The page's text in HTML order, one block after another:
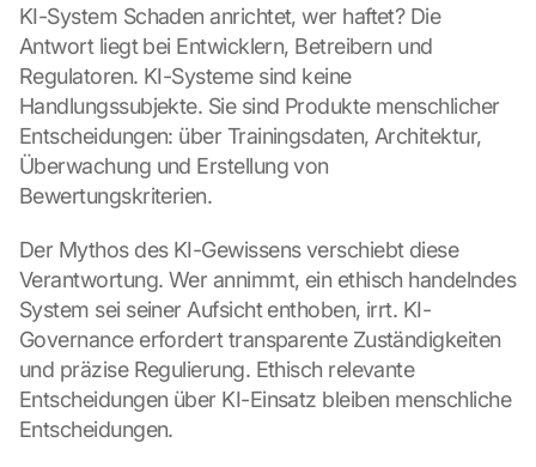
KI-System Schaden anrichtet, wer haftet? Die
Antwort liegt bei Entwicklern, Betreibern und
Regulatoren. KI-Systeme sind keine
Handlungssubjekte. Sie sind Produkte menschlicher
Entscheidungen: über Trainingsdaten, Architektur,
Überwachung und Erstellung von
Bewertungskriterien.
Der Mythos des KI-Gewissens verschiebt diese
Verantwortung. Wer annimmt, ein ethisch handelndes
System sei seiner Aufsicht enthoben, irrt. KI-
Governance erfordert transparente Zuständigkeiten
und präzise Regulierung. Ethisch relevante
Entscheidungen über KI-Einsatz bleiben menschliche
Entscheidungen.